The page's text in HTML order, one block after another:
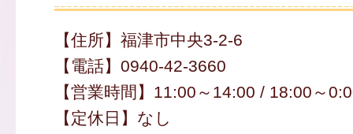
【住所】福津市中央3-2-6
【電話】0940-42-3660
【営業時間】11:00～14:00 / 18:00～
【定休日】なし